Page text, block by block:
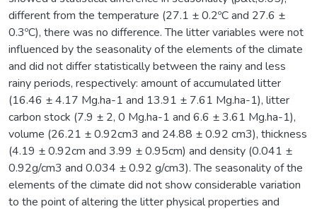
different from the temperature (27.1 ± 0.2ºC and 27.6 ±
0.3ºC), there was no difference. The litter variables were not
influenced by the seasonality of the elements of the climate
and did not differ statistically between the rainy and less
rainy periods, respectively: amount of accumulated litter
(16.46 ± 4.17 Mg.ha-1 and 13.91 ± 7.61 Mg.ha-1), litter
carbon stock (7.9 ± 2, 0 Mg.ha-1 and 6.6 ± 3.61 Mg.ha-1),
volume (26.21 ± 0.92cm3 and 24.88 ± 0.92 cm3), thickness
(4.19 ± 0.92cm and 3.99 ± 0.95cm) and density (0.041 ±
0.92g/cm3 and 0.034 ± 0.92 g/cm3). The seasonality of the
elements of the climate did not show considerable variation
to the point of altering the litter physical properties and